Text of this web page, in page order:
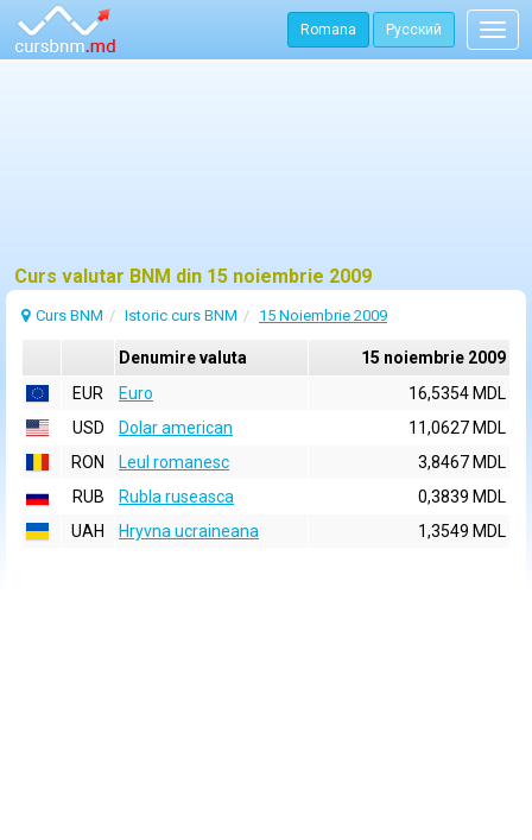
Romana Русский
Curs valutar BNM din 15 noiembrie 2009
Curs BNM Istoric curs BNM 15 Noiembrie 2009
Denumire valuta
15 noiembrie 2009
EUR
Euro
16,5354 MDL
USD
Dolar american
11,0627 MDL
RON
Leul romanesc
3,8467 MDL
RUB
Rubla ruseasca
0,3839 MDL
UAH
Hryvna ucraineana 1,3549 MDL